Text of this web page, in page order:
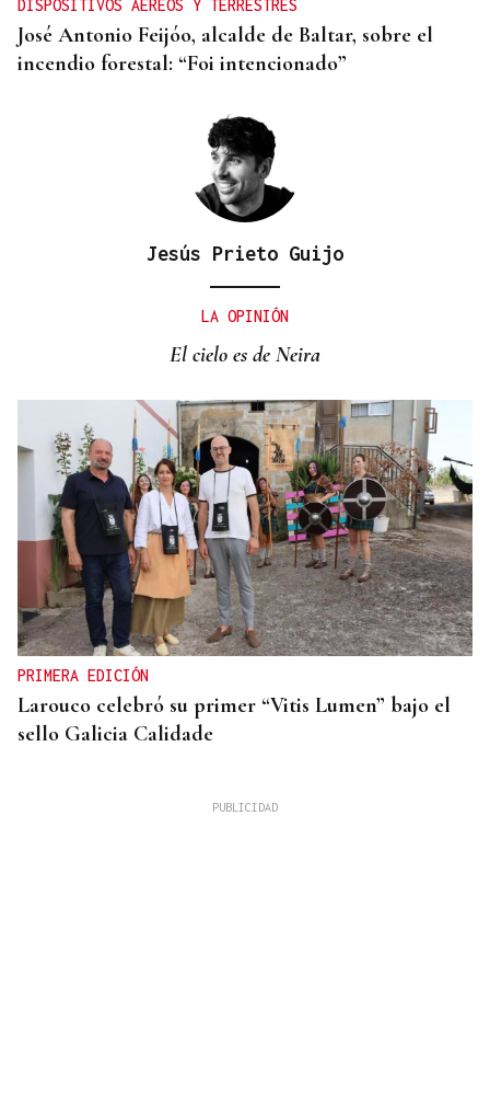
DISPOSITIVOS AÉREOS Y TERRESTRES
José Antonio Feijóo, alcalde de Baltar, sobre el
incendio forestal: “Foi intencionado”
Jesús Prieto Guijo
LA OPINIÓN
El cielo es de Neira
PRIMERA EDICIÓN
Larouco celebró su primer “Vitis Lumen” bajo el
sello Galicia Calidade